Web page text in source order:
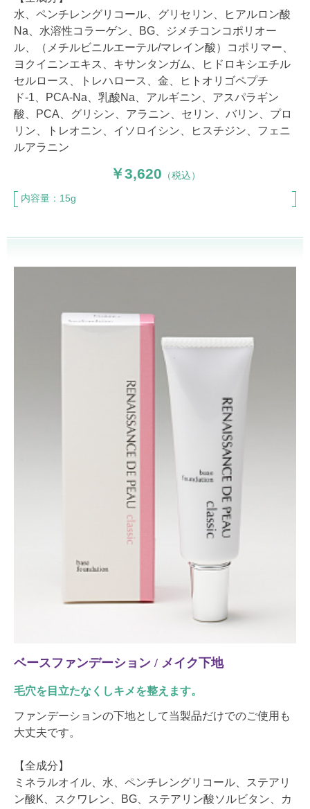
水、ペンチレングリコール、グリセリン、ヒアルロン酸
Na、水溶性コラーゲン、BG、ジメチコンコポリオー
ル、（メチルビニルエーテル/マレイン酸）コポリマー、
ヨクイニンエキス、キサンタンガム、ヒドロキシエチル
セルロース、トレハロース、金、ヒトオリゴペプチ
ド-1、PCA-Na、乳酸Na、アルギニン、アスパラギン
酸、PCA、グリシン、アラニン、セリン、バリン、プロ
リン、トレオニン、イソロイシン、ヒスチジン、フェニ
ルアラニン
3,620 （税込）
内容量：15g
ベースファンデーション / メイク下地
毛穴を目立たなくしキメを整えます。
ファンデーションの下地として当製品だけでのご使用も
大丈夫です。
【全成分】
ミネラルオイル、水、ペンチレングリコール、ステアリ
ン酸K、スクワレン、BG、ステアリン酸ソルビタン、カ